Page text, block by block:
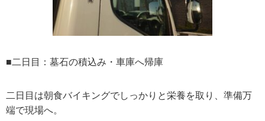
■二日目：墓石の積込み・車庫へ帰庫
二日目は朝食バイキングでしっかりと栄養を取り、準備万
端で現場へ。